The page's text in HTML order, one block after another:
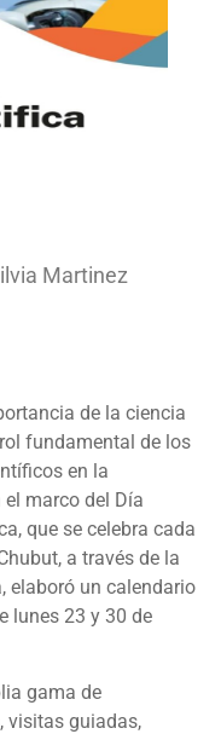
Martinez
de la ciencia
fundamental de los
en la
marco del Día
que se celebra cada
a través de la
elaboró un calendario
lunes 23 y 30 de
gama de
visitas guiadas,